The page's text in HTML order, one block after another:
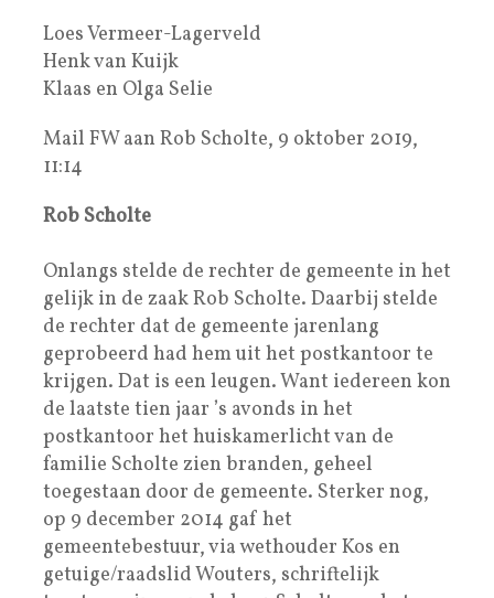
Loes Vermeer-Lagerveld
Henk van Kuijk
Klaas en Olga Selie
Mail FW aan Rob Scholte, 9 oktober 2019,
11:14
Rob Scholte
Onlangs stelde de rechter de gemeente in het
gelijk in de zaak Rob Scholte. Daarbij stelde
de rechter dat de gemeente jarenlang
geprobeerd had hem uit het postkantoor te
krijgen. Dat is een leugen. Want iedereen kon
de laatste tien jaar ’s avonds in het
postkantoor het huiskamerlicht van de
familie Scholte zien branden, geheel
toegestaan door de gemeente. Sterker nog,
op 9 december 2014 gaf het
gemeentebestuur, via wethouder Kos en
getuige/raadslid Wouters, schriftelijk